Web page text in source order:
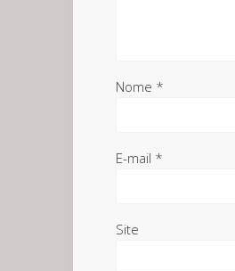
Nome *
E-mail *
Site